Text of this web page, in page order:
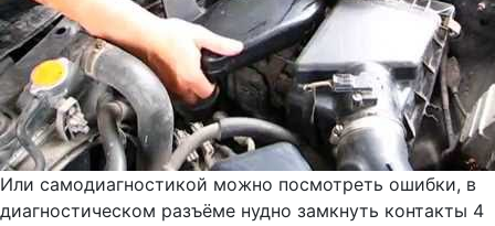
Или самодиагностикой можно посмотреть ошибки, в
диагностическом разъёме нудно замкнуть контакты 4